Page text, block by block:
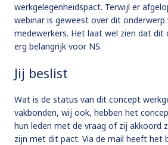
werkgelegenheidspact. Terwijl er
webinar is geweest over dit onderwerp
medewerkers. Het laat wel zien dat dit
erg belangrijk voor NS.
Jij beslist
Wat is de status van dit concept
vakbonden, wij ook, hebben het
hun leden met de vraag of zij akkoord
zijn met dit pact. Via de mail heeft het